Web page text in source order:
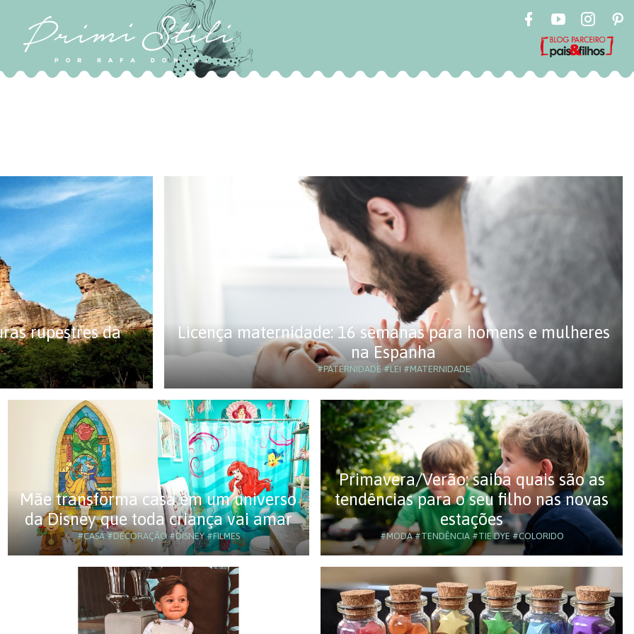
rupestres da
Licença maternidade: 16 semanas para homens e mulheres
na Espanha
#PATERNIDADE #LEI #MATERNIDADE
Mãe transforma casa em um universo
da Disney que toda criança vai amar
#CASA#DECORAÇÃO#DISNEY#FILMES
Primavera/Verão: saiba quais são as
tendências para o seu filho nas novas
estações
#MODA#TENDÊNCIA#TIE DYE #COLORIDO